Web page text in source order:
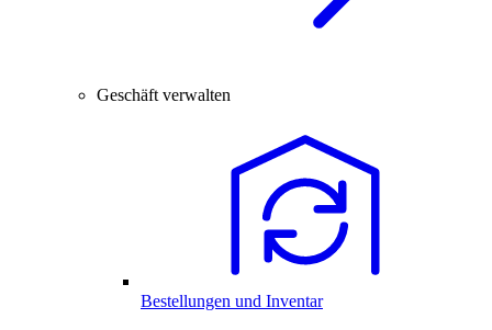
Geschäft verwalten
Bestellungen und Inventar